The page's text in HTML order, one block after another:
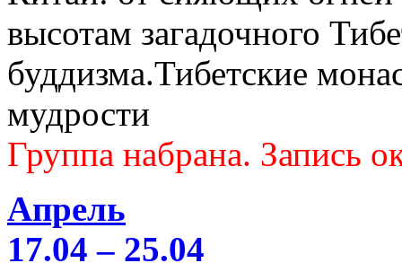
высотам загадочного
буддизма.Тибетские
мудрости
Группа набрана. Запись
Апрель
17.04 – 25.04